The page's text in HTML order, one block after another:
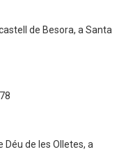
de Besora, a Santa
Déu de les Olletes, a